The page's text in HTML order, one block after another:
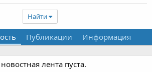
Найти
Публикации Информация
лента пуста.